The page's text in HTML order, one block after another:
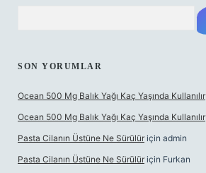
SON YORUMLAR
Ocean 500 Mg Balık Yağı Kaç Yaşında Kullanılır
Ocean 500 Mg Balık Yağı Kaç Yaşında Kullanılır
Pasta Cilanın Üstüne Ne Sürülür için admin
Pasta Cilanın Üstüne Ne Sürülür için Furkan